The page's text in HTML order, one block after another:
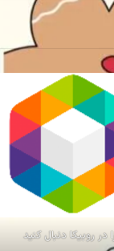
در روبیکا دنبال کنید